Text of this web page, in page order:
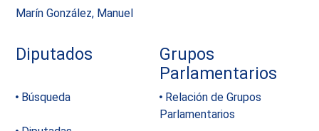
Marín González, Manuel
Diputados
Grupos
Parlamentarios
Búsqueda
Relación de Grupos
Parlamentarios